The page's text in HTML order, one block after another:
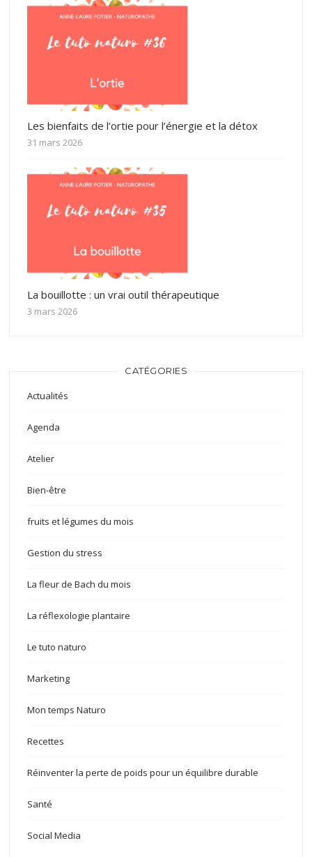
Les bienfaits de l’ortie pour l’énergie et la détox
31 mars 2026
La bouillotte : un vrai outil thérapeutique
3 mars 2026
CATÉGORIES
Actualités
Agenda
Atelier
Bien-être
fruits et légumes du mois
Gestion du stress
La fleur de Bach du mois
La réflexologie plantaire
Le tuto naturo
Marketing
Mon temps Naturo
Recettes
Réinventer la perte de poids pour un équilibre durable
Santé
Social Media